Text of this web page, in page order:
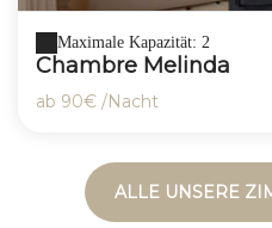
Maximale Kapazität: 2
Chambre Melinda
ab 90€ /Nacht
ALLE UNSERE